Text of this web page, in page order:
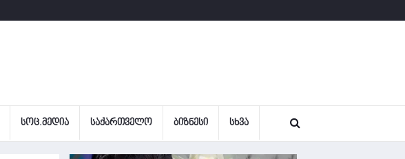
ᲡᲝᲪ.ᲛᲔᲓᲘᲐ ᲡᲐᲥᲐᲠᲗᲕᲔᲚᲝ ᲑᲘᲖᲜᲔᲡᲘ ᲡᲮᲕᲐ